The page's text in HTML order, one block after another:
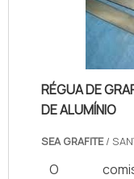
Barramentos;
PROCESSO
RÉGUA DE
DE ALUMÍNIO
SEA GRAFITE/
O